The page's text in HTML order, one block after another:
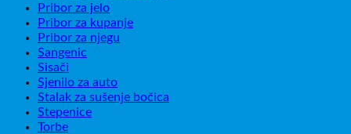
Pribor za jelo
Pribor za kupanje
Pribor za njegu
Sangenic
Sisači
Sjenilo za auto
Stalak za sušenje bočica
Stepenice
Torbe